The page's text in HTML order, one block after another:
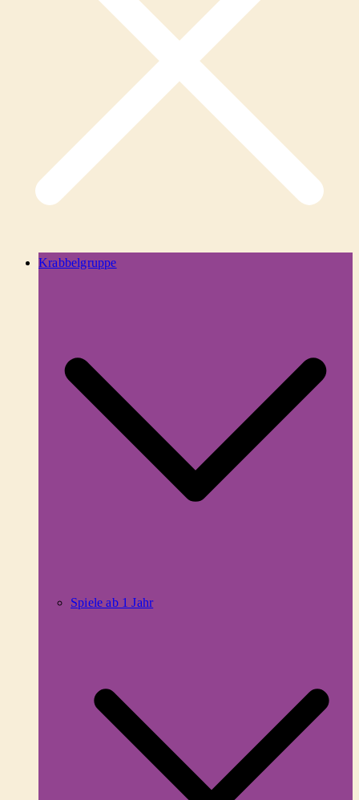
Krabbelgruppe
Spiele ab 1 Jahr